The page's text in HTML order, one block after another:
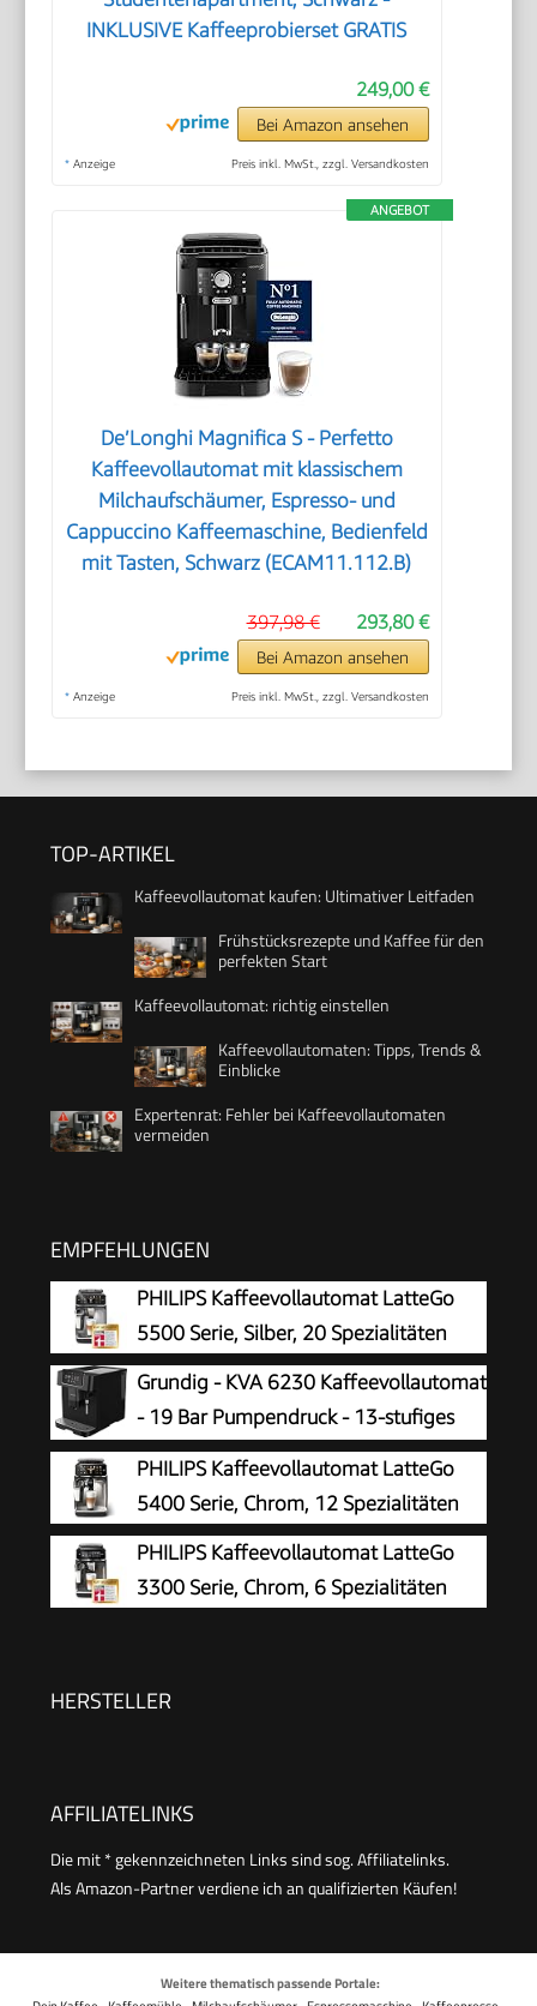
INKLUSIVE Kaffeeprobierset GRATIS
249,00 €
Bei Amazon ansehen
* Anzeige Preis inkl. MwSt., zzgl. Versandkosten
ANGEBOT
De’Longhi Magnifica S - Perfetto
Kaffeevollautomat mit klassischem
Milchaufschäumer, Espresso- und
Cappuccino Kaffeemaschine, Bedienfeld
mit Tasten, Schwarz (ECAM11.112.B)
293,80 €
397,98 €
Bei Amazon ansehen
* Anzeige Preis inkl. MwSt., zzgl. Versandkosten
TOP-ARTIKEL
Kaffeevollautomat kaufen: Ultimativer Leitfaden
Frühstücksrezepte und Kaffee für den
perfekten Start
Kaffeevollautomat: richtig einstellen
Kaffeevollautomaten: Tipps, Trends &
Einblicke
Expertenrat: Fehler bei Kaffeevollautomaten
vermeiden
EMPFEHLUNGEN
PHILIPS Kaffeevollautomat LatteGo
5500 Serie, Silber, 20 Spezialitäten
Grundig - KVA 6230 Kaffeevollautomat
- 19 Bar Pumpendruck - 13-stufiges
Edelstahl-Mahlwerk -
Milchaufschäumdüse - 2L Wassertank -
Tassenwärmer - Doppel-Auslauf - Schwarz/Silber
- Robust
PHILIPS Kaffeevollautomat LatteGo
5400 Serie, Chrom, 12 Spezialitäten
PHILIPS Kaffeevollautomat LatteGo
3300 Serie, Chrom, 6 Spezialitäten
HERSTELLER
AFFILIATELINKS
Die mit * gekennzeichneten Links sind sog. Affiliatelinks.
Als Amazon-Partner verdiene ich an qualifizierten Käufen!
Weitere thematisch passende Portale: